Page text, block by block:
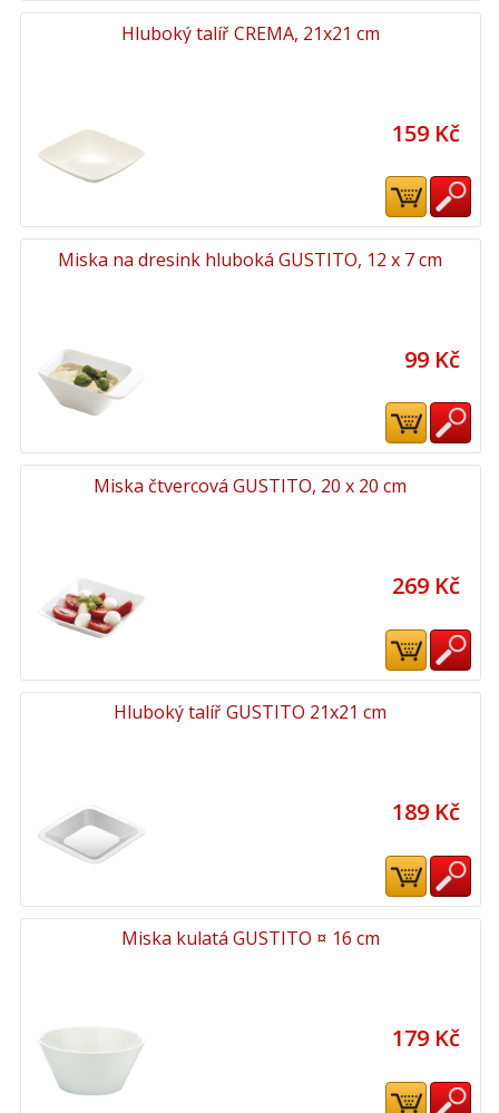
Hluboký talíř CREMA, 21x21 cm
159 Kč
Miska na dresink hluboká GUSTITO, 12 x 7 cm
99 Kč
Miska čtvercová GUSTITO, 20 x 20 cm
269 Kč
Hluboký talíř GUSTITO 21x21 cm
189 Kč
Miska kulatá GUSTITO ¤ 16 cm
179 Kč